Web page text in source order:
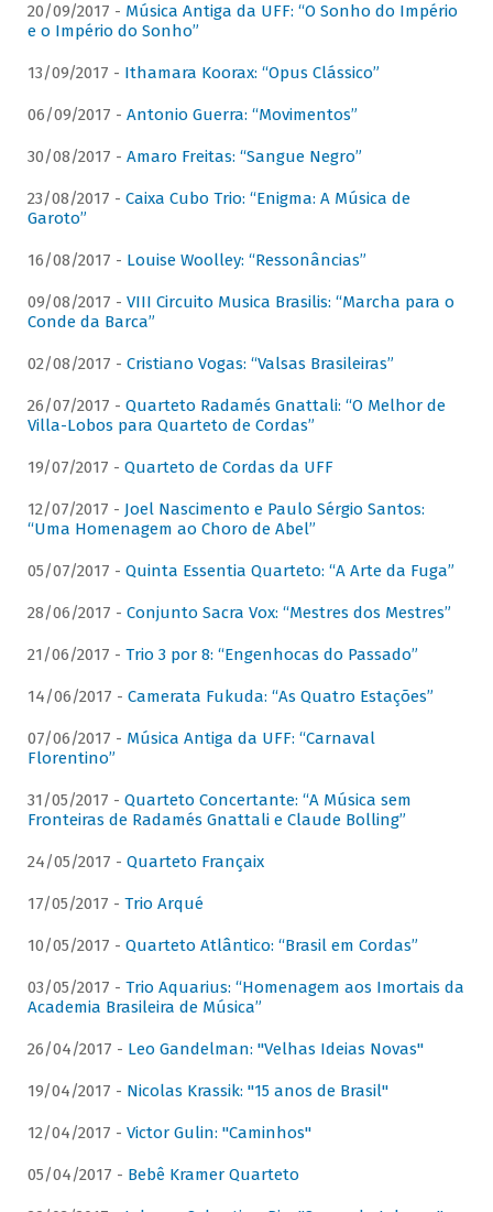
20/09/2017 - Música Antiga da UFF: “O Sonho do Império
e o Império do Sonho”
13/09/2017 - Ithamara Koorax: “Opus Clássico”
06/09/2017 - Antonio Guerra: “Movimentos”
30/08/2017 - Amaro Freitas: “Sangue Negro”
23/08/2017 - Caixa Cubo Trio: “Enigma: A Música de
Garoto”
16/08/2017 - Louise Woolley: “Ressonâncias”
09/08/2017 - VIII Circuito Musica Brasilis: “Marcha para o
Conde da Barca”
02/08/2017 - Cristiano Vogas: “Valsas Brasileiras”
26/07/2017 - Quarteto Radamés Gnattali: “O Melhor de
Villa-Lobos para Quarteto de Cordas”
19/07/2017 - Quarteto de Cordas da UFF
12/07/2017 - Joel Nascimento e Paulo Sérgio Santos:
“Uma Homenagem ao Choro de Abel”
05/07/2017 - Quinta Essentia Quarteto: “A Arte da Fuga”
28/06/2017 - Conjunto Sacra Vox: “Mestres dos Mestres”
21/06/2017 - Trio 3 por 8: “Engenhocas do Passado”
14/06/2017 - Camerata Fukuda: “As Quatro Estações”
07/06/2017 - Música Antiga da UFF: “Carnaval
Florentino”
31/05/2017 - Quarteto Concertante: “A Música sem
Fronteiras de Radamés Gnattali e Claude Bolling”
24/05/2017 - Quarteto Françaix
17/05/2017 - Trio Arqué
10/05/2017 - Quarteto Atlântico: “Brasil em Cordas”
03/05/2017 - Trio Aquarius: “Homenagem aos Imortais da
Academia Brasileira de Música”
26/04/2017 - Leo Gandelman: "Velhas Ideias Novas"
19/04/2017 - Nicolas Krassik: "15 anos de Brasil"
12/04/2017 - Victor Gulin: "Caminhos"
05/04/2017 - Bebê Kramer Quarteto